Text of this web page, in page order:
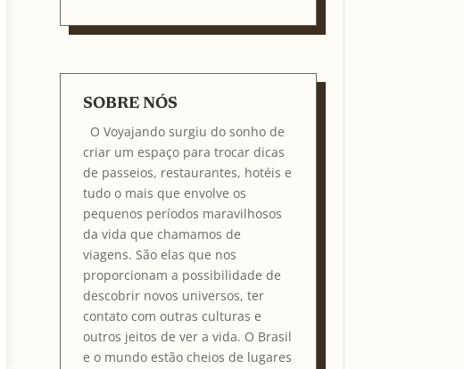
SOBRE NÓS
O Voyajando surgiu do sonho de
criar um espaço para trocar dicas
de passeios, restaurantes, hotéis e
tudo o mais que envolve os
pequenos períodos maravilhosos
da vida que chamamos de
viagens. São elas que nos
proporcionam a possibilidade de
descobrir novos universos, ter
contato com outras culturas e
outros jeitos de ver a vida. O Brasil
e o mundo estão cheios de lugares